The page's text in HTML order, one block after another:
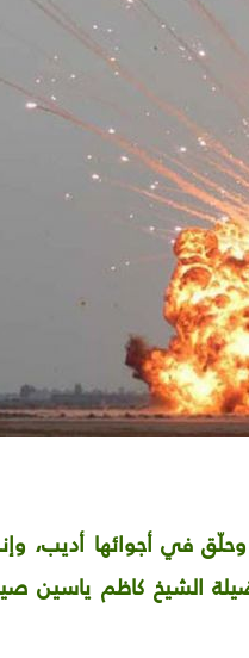
في أجوائها أديب،
الشيخ كاظم ياسين